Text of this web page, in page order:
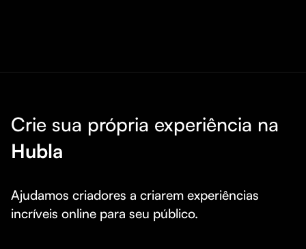
Crie sua própria experiência na
Hubla
Ajudamos criadores a criarem experiências
incríveis online para seu público.